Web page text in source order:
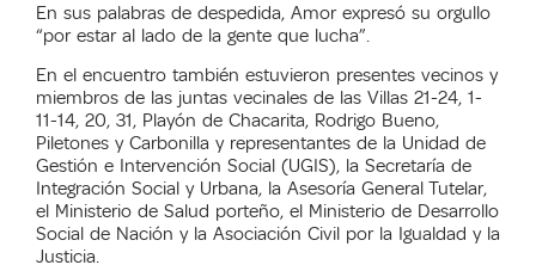
En sus palabras de despedida, Amor expresó su orgullo
“por estar al lado de la gente que lucha”.
En el encuentro también estuvieron presentes vecinos y
miembros de las juntas vecinales de las Villas 21-24, 1-
11-14, 20, 31, Playón de Chacarita, Rodrigo Bueno,
Piletones y Carbonilla y representantes de la Unidad de
Gestión e Intervención Social (UGIS), la Secretaría de
Integración Social y Urbana, la Asesoría General Tutelar,
el Ministerio de Salud porteño, el Ministerio de Desarrollo
Social de Nación y la Asociación Civil por la Igualdad y la
Justicia.